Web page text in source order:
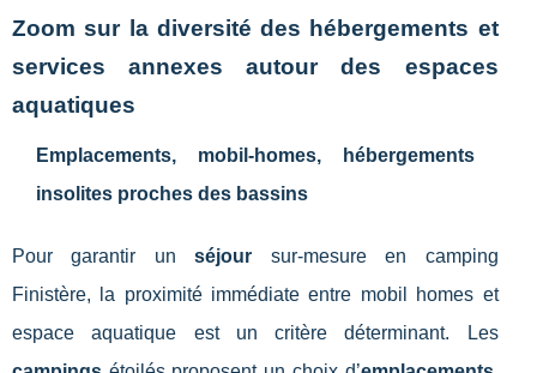
Zoom sur la diversité des hébergements et
services annexes autour des espaces
aquatiques
Emplacements, mobil-homes, hébergements
insolites proches des bassins
Pour garantir unséjour sur-mesure en camping
Finistère, la proximité immédiate entre mobil homes et
espace aquatique est un critère déterminant. Les